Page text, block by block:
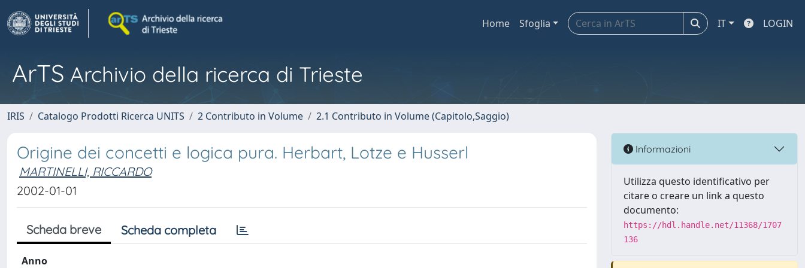
Home Sfoglia IT LOGIN
ArTS Archivio della ricerca di Trieste
IRIS Catalogo Prodotti Ricerca UNITS 2 Contributo in Volume 2.1 Contributo in Volume (Capitolo,Saggio)
Origine dei concetti e logica pura. Herbart, Lotze e Husserl
MARTINELLI, RICCARDO
2002-01-01
Scheda breve Scheda completa
Anno
Informazioni
Utilizza questo identificativo per
citare o creare un link a questo
documento:
https://hdl.handle.net/11368/1707
136